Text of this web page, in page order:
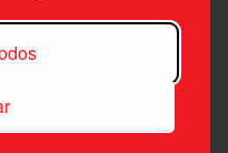
Henrique, n.º 333H, esc.